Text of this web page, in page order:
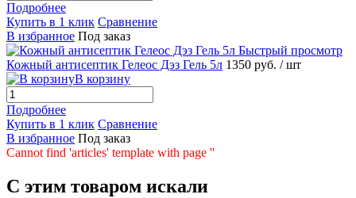
Подробнее
Купить в 1 клик Сравнение
В избранное Под заказ
Быстрый просмотр
Кожный антисептик Гелеос Дэз Гель 5л 1350 руб. / шт
В корзину
Подробнее
Купить в 1 клик Сравнение
В избранное Под заказ
Cannot find 'articles' template with page ''
C этим товаром искали